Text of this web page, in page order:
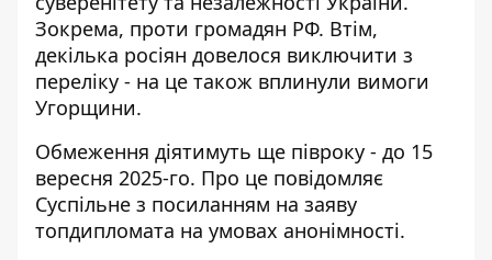
Зокрема, проти громадян РФ. Втім,
декілька росіян довелося виключити з
переліку - на це також вплинули вимоги
Угорщини.
Обмеження діятимуть ще півроку - до 15
вересня 2025-го. Про це повідомляє
Суспільне з посиланням на заяву
топдипломата на умовах анонімності.